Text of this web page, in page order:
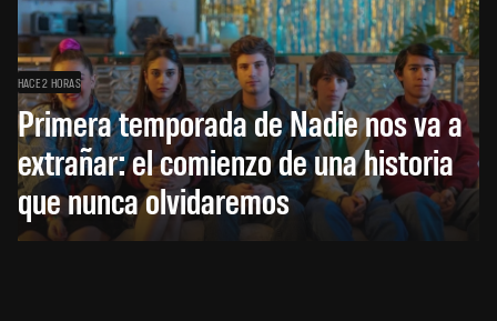
HACE 2 HORAS
Primera temporada de Nadie nos va a
extrañar: el comienzo de una historia
que nunca olvidaremos